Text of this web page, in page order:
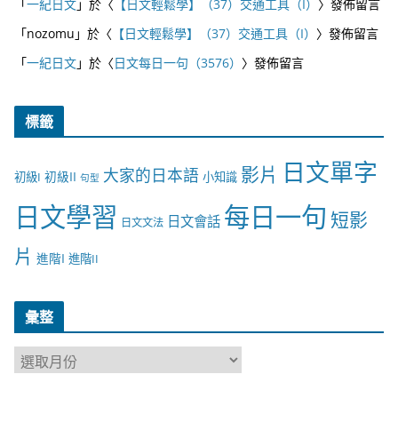
「一紀日文」於〈 【日文輕鬆學】（37）交通工具（I） 〉發佈留言
「nozomu 」於〈 【日文輕鬆學】（37）交通工具（I） 〉發佈留言
「一紀日文」於〈日文每日一句（3576） 〉發佈留言
標籤
初級I 初級II 句型 大家的日本語 小知識 影片 日文單字
日文學習 日文文法 日文會話 每日一句 短影
片 進階I 進階II
彙整
彙
整